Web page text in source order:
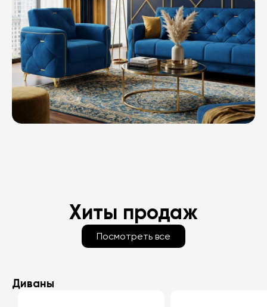
Хиты продаж
Посмотреть все
Диваны